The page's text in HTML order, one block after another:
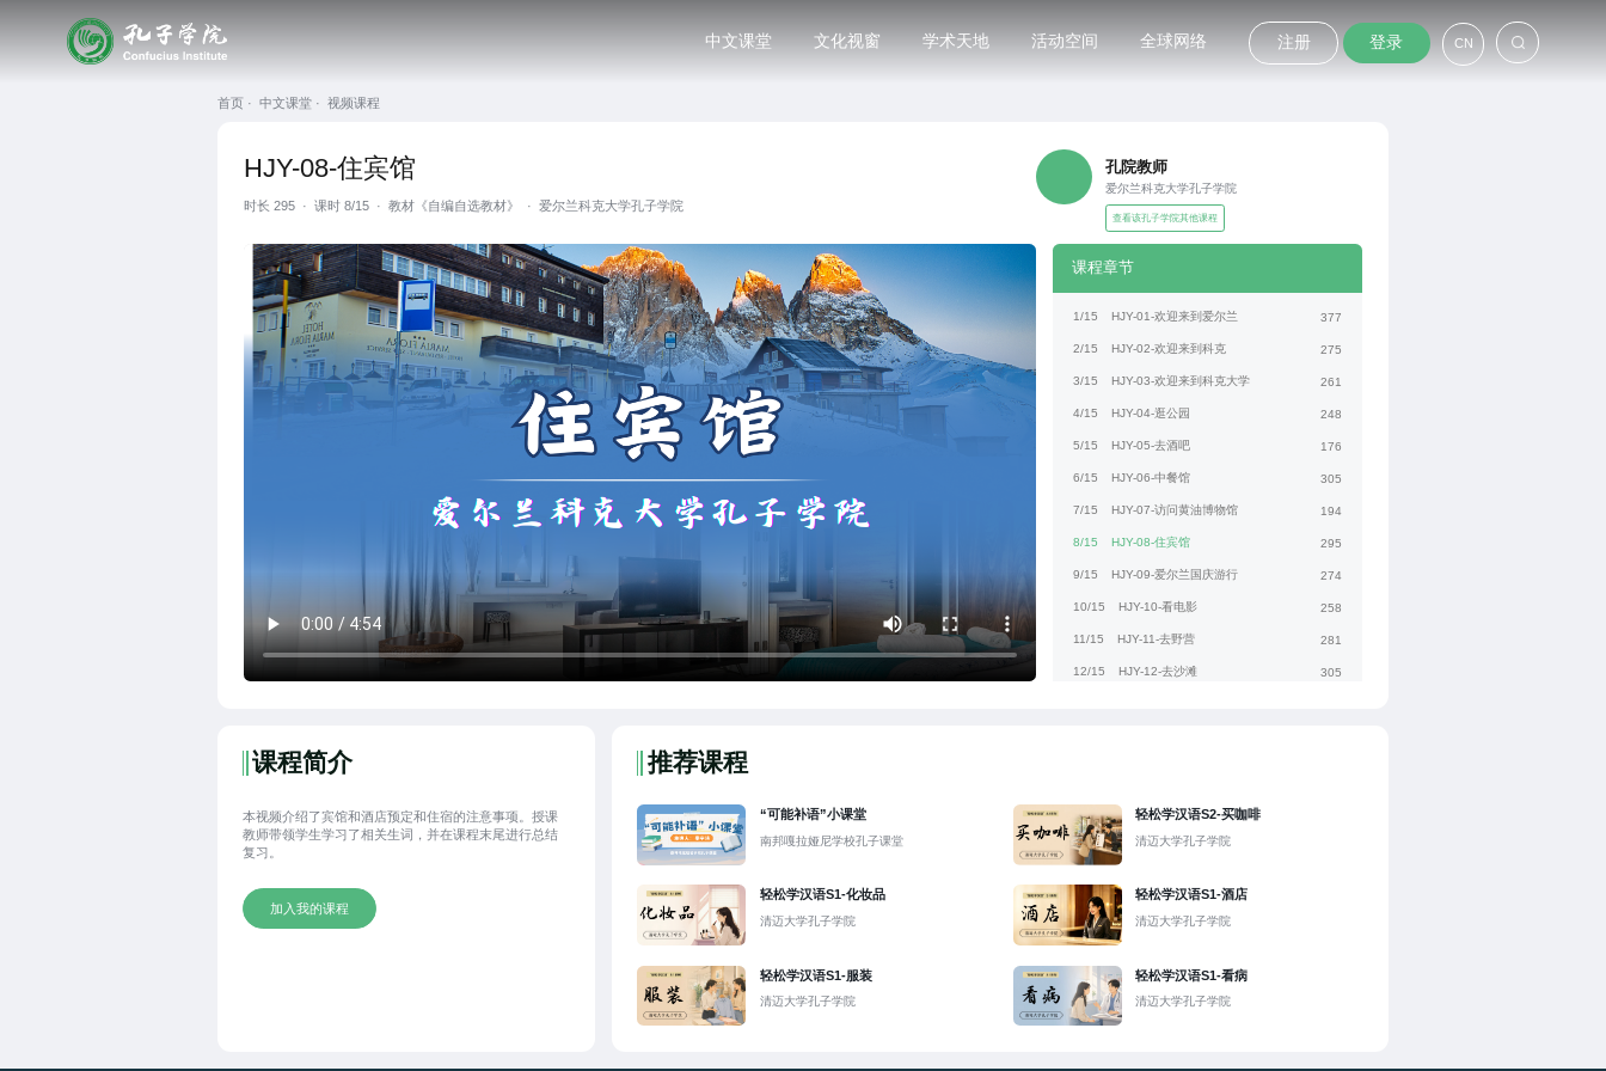
中文课堂 文化视窗 学术天地 活动空间 全球网络 注册 登录 CN
首页 · 中文课堂 · 视频课程
HJY-08-住宾馆
时长295 · 课时 8/15 · 教材《自编自选教材》 · 爱尔兰科克大学孔子学院
孔院教师
爱尔兰科克大学孔子学院
查看该孔子学院其他课程
课程章节
1/15 HJY-01-欢迎来到爱尔兰 377
2/15 HJY-02-欢迎来到科克 275
3/15 HJY-03-欢迎来到科克大学 261
4/15 HJY-04-逛公园 248
5/15 HJY-05-去酒吧 176
6/15 HJY-06-中餐馆 305
7/15 HJY-07-访问黄油博物馆 194
8/15 HJY-08-住宾馆 295
9/15 HJY-09-爱尔兰国庆游行 274
10/15 HJY-10-看电影 258
11/15 HJY-11-去野营 281
12/15 HJY-12-去沙滩 305
课程简介
本视频介绍了宾馆和酒店预定和住宿的注意事项。授课
教师带领学生学习了相关生词，并在课程末尾进行总结
复习。
加入我的课程
推荐课程
“可能补语”小课堂
南邦嘎拉娅尼学校孔子课堂
轻松学汉语S2-买咖啡
清迈大学孔子学院
轻松学汉语S1-化妆品
清迈大学孔子学院
轻松学汉语S1-酒店
清迈大学孔子学院
轻松学汉语S1-服装
清迈大学孔子学院
轻松学汉语S1-看病
清迈大学孔子学院